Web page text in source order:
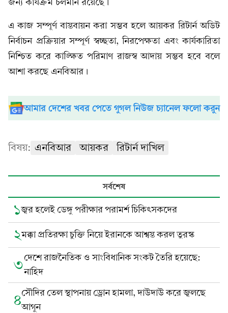
জন্য কার্যক্রম চলমান রয়েছে।
এ কাজ সম্পূর্ণ বাস্তবায়ন করা সম্ভব হলে আয়কর রিটার্ন অডিট
নির্বাচন প্রক্রিয়ার সম্পূর্ণ স্বচ্ছতা, নিরপেক্ষতা এবং কার্যকারিতা
নিশ্চিত করে কাঙ্ক্ষিত পরিমাণ রাজস্ব আদায় সম্ভব হবে বলে
আশা করছে এনবিআর।
আমার দেশের খবর পেতে গুগল নিউজ চ্যানেল ফলো করুন
বিষয়: এনবিআর আয়কর রিটার্ন দাখিল
সর্বশেষ
১জ্বর হলেই ডেঙ্গু পরীক্ষার পরামর্শ চিকিৎসকদের
২মক্কা প্রতিরক্ষা চুক্তি নিয়ে ইরানকে আশ্বস্ত করল তুরস্ক
৩দেশে রাজনৈতিক ও সাংবিধানিক সংকট তৈরি হয়েছে:
নাহিদ
৪সৌদির তেল স্থাপনায় ড্রোন হামলা, দাউদাউ করে জ্বলছে
আগুন